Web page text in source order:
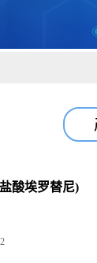
酸埃罗替尼)